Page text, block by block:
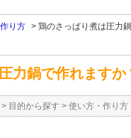
り方 > 鶏のさっぱり煮は圧力
力鍋で作れますか
> 目的から探す > 使い方・作り方